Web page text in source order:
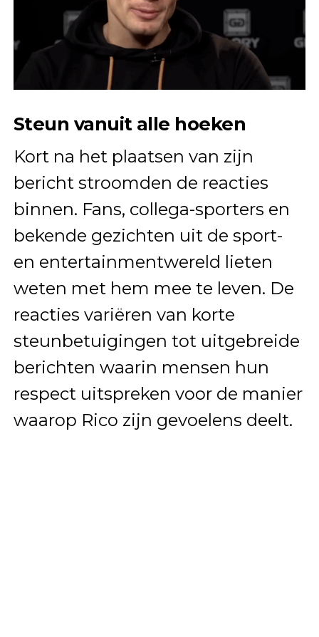
Steun vanuit alle hoeken
Kort na het plaatsen van zijn
bericht stroomden de reacties
binnen. Fans, collega-sporters en
bekende gezichten uit de sport-
en entertainmentwereld lieten
weten met hem mee te leven. De
reacties variëren van korte
steunbetuigingen tot uitgebreide
berichten waarin mensen hun
respect uitspreken voor de manier
waarop Rico zijn gevoelens deelt.